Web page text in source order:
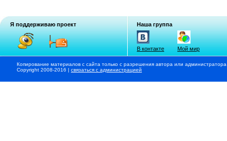
Я поддерживаю проект Наша группа
В контакте Мой мир
Копирование материалов с сайта только с разрешения автора или
Copyright 2008-2016 | связаться с администрацией